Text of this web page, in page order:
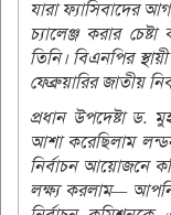
যারা ফ্যাসিবাদের
চ্যালেঞ্জ করার
তিনি। বিএনপির
ফেব্রুয়ারির জাতীয়
প্রধান উপদেষ্টা ড.
আশা করেছিলাম
নির্বাচন আয়োজনে
লক্ষ্য করলাম— আপনি